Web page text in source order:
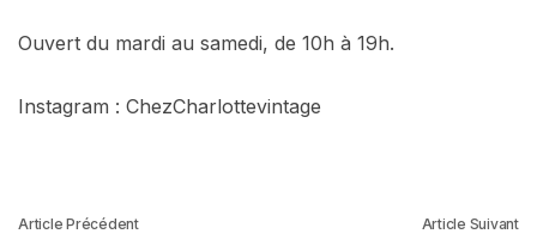
Ouvert du mardi au samedi, de 10h à 19h.
Instagram : ChezCharlottevintage
Article Précédent Article Suivant